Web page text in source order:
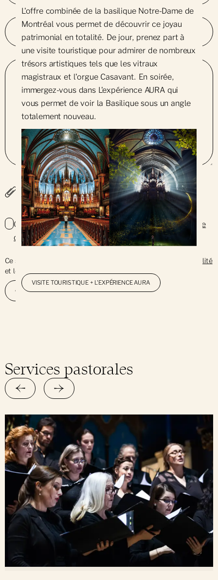
Message*
JOINDRE UN FICHIER
Oui, j'ai lu et j'accepte les conditions de lapolitique
de confidentialité *
Ce site est protégé par reCAPTCHA, la
Politique de confidentialité
et les
Services pastorales
L'offre combinée de la basilique Notre-Dame de
Montréal vous permet de découvrir ce joyau
patrimonial en totalité. De jour, prenez part à
une visite touristique pour admirer de nombreux
trésors artistiques tels que les vitraux
magistraux et l'orgue Casavant. En soirée,
immergez-vous dans L'expérience AURA qui
vous permet de voir la Basilique sous un angle
totalement nouveau.
VISITE TOURISTIQUE + L'EXPÉRIENCE AURA